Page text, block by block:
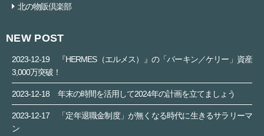
北の物販倶楽部
NEW POST
2023-12-19
『HERMES（エルメス）』の「バーキン／ケリー」資産
3,000万突破！
2023-12-18 年末の時間を活用して2024年の計画を立てましょう
2023-12-17
「定年退職金制度」が無くなる時代に生きるサラリーマ
ン